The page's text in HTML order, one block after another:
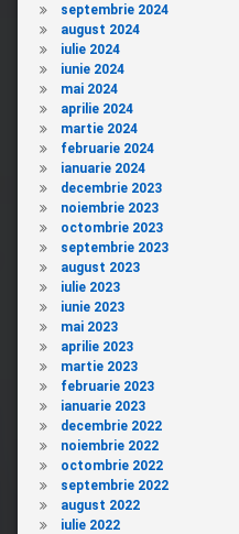
septembrie 2024
august 2024
iulie 2024
iunie 2024
mai 2024
aprilie 2024
martie 2024
februarie 2024
ianuarie 2024
decembrie 2023
noiembrie 2023
octombrie 2023
septembrie 2023
august 2023
iulie 2023
iunie 2023
mai 2023
aprilie 2023
martie 2023
februarie 2023
ianuarie 2023
decembrie 2022
noiembrie 2022
octombrie 2022
septembrie 2022
august 2022
iulie 2022